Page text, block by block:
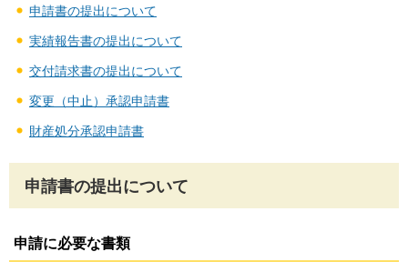
申請書の提出について
実績報告書の提出について
交付請求書の提出について
変更（中止）承認申請書
財産処分承認申請書
申請書の提出について
申請に必要な書類